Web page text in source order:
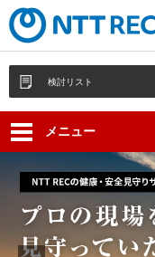
検討リスト
メニュー